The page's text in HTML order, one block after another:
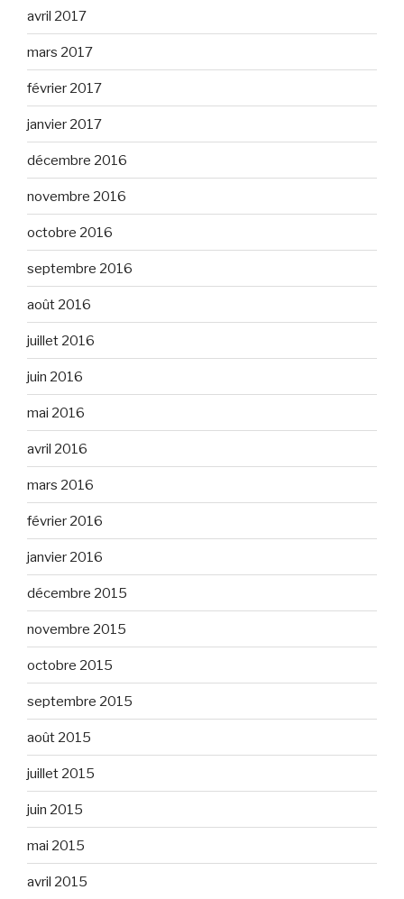
avril 2017
mars 2017
février 2017
janvier 2017
décembre 2016
novembre 2016
octobre 2016
septembre 2016
août 2016
juillet 2016
juin 2016
mai 2016
avril 2016
mars 2016
février 2016
janvier 2016
décembre 2015
novembre 2015
octobre 2015
septembre 2015
août 2015
juillet 2015
juin 2015
mai 2015
avril 2015